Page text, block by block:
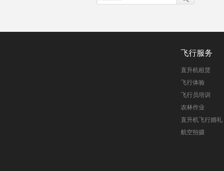
飞行服务
直升机租赁
飞行体验
飞行员培训
农林作业
直升机飞行婚礼
航空拍摄